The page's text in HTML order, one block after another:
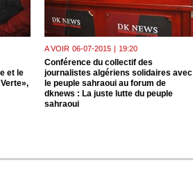
et le
A VOIR 06-07-2015 | 19:20
Conférence du collectif des
journalistes algériens solidaires avec
le peuple sahraoui au forum de
dknews : La juste lutte du peuple
sahraoui